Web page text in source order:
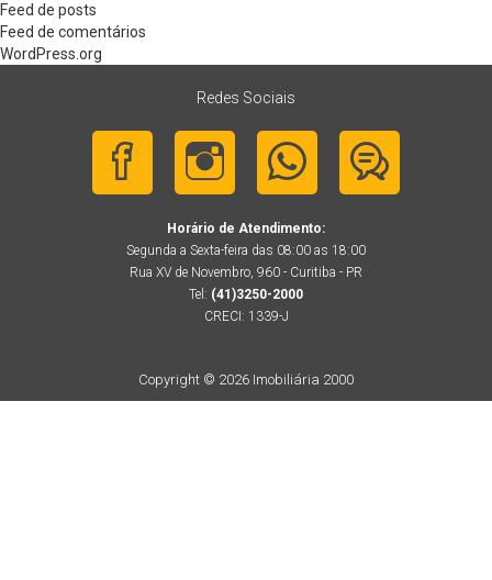
Feed de posts
Feed de comentários
WordPress.org
Redes Sociais
Horário de Atendimento:
Segunda a Sexta-feira das 08:00 as 18:00
Rua XV de Novembro, 960 - Curitiba - PR
Tel: (41)3250-2000
CRECI: 1339-J
Copyright © 2026 Imobiliária 2000